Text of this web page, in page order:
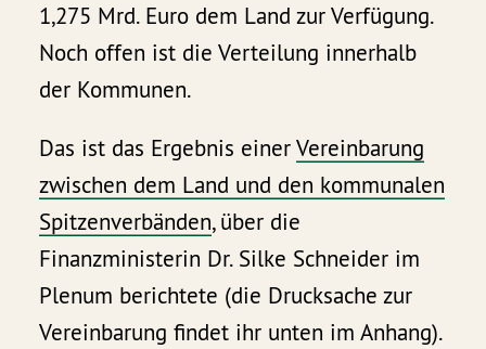
1,275 Mrd. Euro dem Land zur Verfügung.
Noch offen ist die Verteilung innerhalb
der Kommunen.
Das ist das Ergebnis einerVereinbarung
zwischen dem Land und den kommunalen
Spitzenverbänden, über die
Finanzministerin Dr. Silke Schneider im
Plenum berichtete (die Drucksache zur
Vereinbarung findet ihr unten im Anhang).